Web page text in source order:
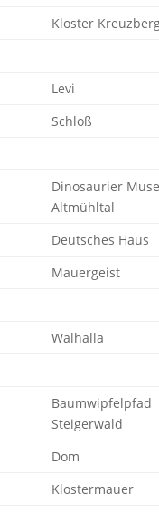
Kloster
Levi
Schloß
Dinosaurier
Altmühltal
Deutsches Haus
Mauergeist
Walhalla
Baumwipfelpfad
Steigerwald
Dom
Klostermauer